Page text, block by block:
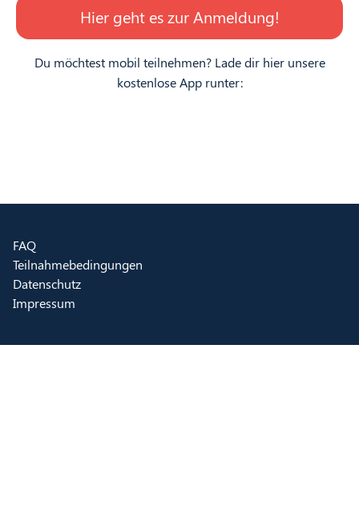
Hier geht es zur Anmeldung!
Du möchtest mobil teilnehmen? Lade dir hier unsere
kostenlose App runter:
FAQ
Teilnahmebedingungen
Datenschutz
Impressum